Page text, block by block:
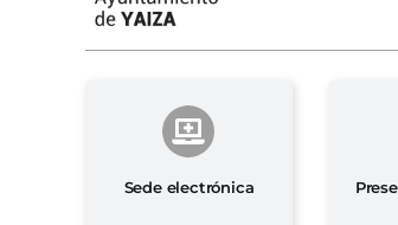
Sede electrónica